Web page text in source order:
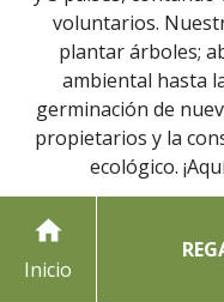
home
Inicio
voluntarios.
plantar árboles;
ambiental hasta
germinación de
propietarios y la
ecológico.